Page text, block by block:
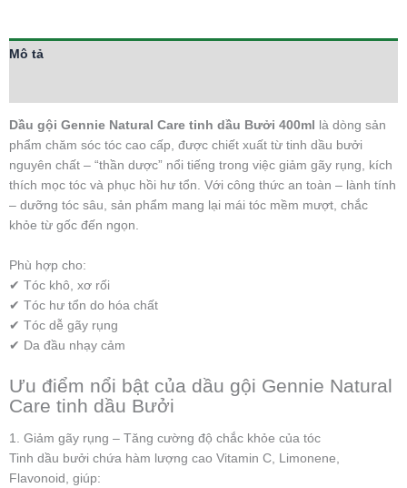
Mô tả
Dầu gội Gennie Natural Care tinh dầu Bưởi 400ml
là dòng sản
phẩm chăm sóc tóc cao cấp, được chiết xuất từ tinh dầu bưởi
nguyên chất – “thần dược” nổi tiếng trong việc giảm gãy rụng, kích
thích mọc tóc và phục hồi hư tổn. Với công thức an toàn – lành tính
– dưỡng tóc sâu, sản phẩm mang lại mái tóc mềm mượt, chắc
khỏe từ gốc đến ngọn.
Phù hợp cho:
✔ Tóc khô, xơ rối
✔ Tóc hư tổn do hóa chất
✔ Tóc dễ gãy rụng
✔ Da đầu nhạy cảm
Ưu điểm nổi bật của dầu gội Gennie Natural
Care tinh dầu Bưởi
1. Giảm gãy rụng – Tăng cường độ chắc khỏe của tóc
Tinh dầu bưởi chứa hàm lượng cao Vitamin C, Limonene,
Flavonoid, giúp: